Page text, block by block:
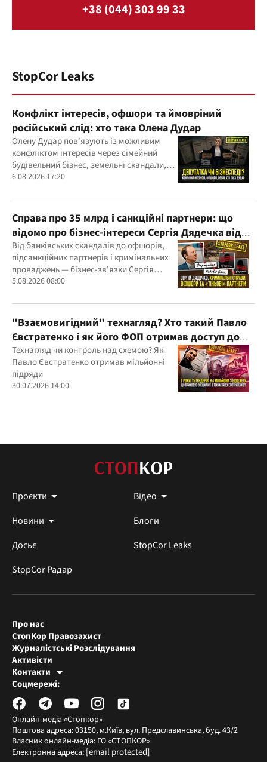
+38 (044) 303 99 33
StopCor Leaks
Конфлікт інтересів, офшори та ймовріний
російський слід: хто така Олена Дудар
Олену Дудар пов'язують із можливим
конфліктом інтересів через сімейний
будівельний бізнес, земельні скандали,
судові справи
6.08.2026 17:20
Справа про 35 млрд і санкційні партнери: що
відомо про бізнес-інтереси Сергія Дядечка від
"Родовід Банку" до "ФАРМАСЕЛ"
Від банківських скандалів до офшорів,
підсанкційних партнерів і кримінальних
проваджень — бізнес-зв'язки Сергія
Дядечка й досі простягаються через
5.08.2026 08:00
"Взаємовигідний" технагляд? Хто такий Павло
Євстратенко і як його ФОП отримав доступ до
бюджетних мільйонів?
Технагляд чи контроль над схемою? Як
Павло Євстратенко отримав мільйонні
підряди
30.07.2026 14:00
Проєкти
Відео
Новини
Блоги
Досьє
StopCor Leaks
StopCor Радар
Онлайн-медіа «Стопкор»
Поштова адреса: 03150, м.Київ, вул. Предславинська, буд. 43/2
Власник онлайн-медіа: ГО «СТОПКОР»
Електронна адреса: [email protected]
Про нас
СтопКор Правозахист
Журналістські Розслідування
Активісти
Контакти
Редакція СтопКора
Журналісти-розслідувачі
Соцмережі: